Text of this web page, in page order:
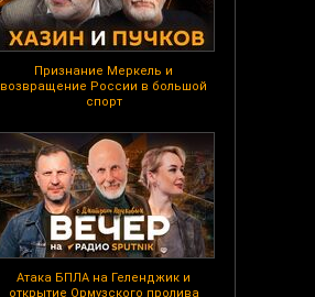
Признание Меркель и
возвращение России в большой
спорт
Атака БПЛА на Геленджик и
открытие Ормузского пролива